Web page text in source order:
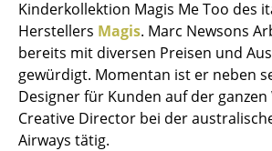
... alle Tische
Aufbewahren
Regale & Schränke
Bücherregale
Kinderkollektion Magis Me Too des
Herstellers Magis. Marc Newsons
bereits mit diversen Preisen und
gewürdigt. Momentan ist er neben
Designer für Kunden auf der ganzen
Creative Director bei der
Airways tätig.